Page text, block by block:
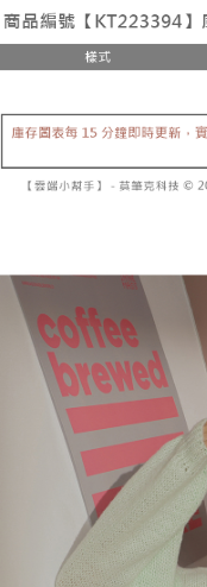
3. 実際の承認額、分割回数
を基準とします。
4. 注文成立後30分以内に
合、注文は自動的にキャン
発生した場合は、システ
内容についての説明はいた
【支払い方法の説明】
支払いを選択できます。
【注意事項】
1. 本サービスは「台湾大
って提供され、ユーザー
購入できるようにし、店
後、契約に基づいて当社
2. 「OP Pay Later」を利
情報（名前、電話または
および利用するために、
認、照合および修正を行い
3. 完全なユーザーサービ
さい：https://oppay.tw/
2.SMSで認証してお支払い
3.注文するときのお支払い
4.ご注文が完了すると、
5.商品受け取り時のお支払
グでお支払いください。
お支払期限は、ショップ
とに計算されます。
を延長できますが、商品を
約商品や商品到着日が比
わらず、AFTEEで指定さ
二、支払い限度額
1.初回 AFTEEを ご利用の
き、限度額が設定されます
2.決済金額は最低NT$20で
3.現在、台湾の会員のみご
三、利用規約「AFTEE代
ロテクションズ（以下
配送方法
全家取貨付款
配送毎にNT$60、
付款後全家取貨
已關閉，請勿下單(付取)
配送毎にNT$10,000
7-11取貨付款
配送毎にNT$60、
付款後7-11取貨
配送毎にNT$60、
配送毎にNT$100、